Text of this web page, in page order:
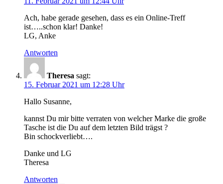
Ach, habe gerade gesehen, dass es ein Online-Treff
ist…..schon klar! Danke!
LG, Anke
Antworten
Theresa sagt:
15. Februar 2021 um 12:28 Uhr
Hallo Susanne,
kannst Du mir bitte verraten von welcher Marke die große
Tasche ist die Du auf dem letzten Bild trägst ?
Bin schockverliebt….
Danke und LG
Theresa
Antworten